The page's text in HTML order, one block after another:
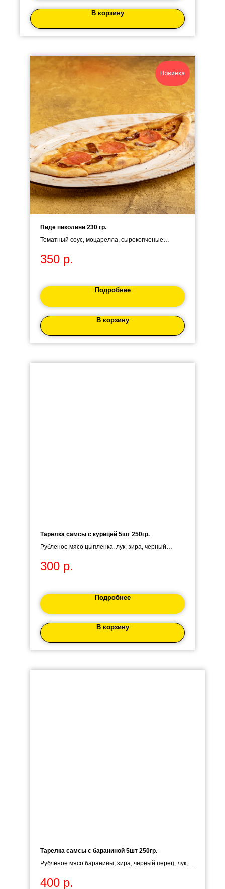
В корзину
Новинка
Пиде пиколини 230 гр.
Томатный соус, моцарелла, сырокопченые
350 р.
Подробнее
В корзину
Тарелка самсы с курицей 5шт 250гр.
Рубленое мясо цыпленка, лук, зира, черный
300 р.
Подробнее
В корзину
Тарелка самсы с бараниной 5шт 250гр.
Рубленое мясо баранины, зира, черный перец, лук,
400 р.